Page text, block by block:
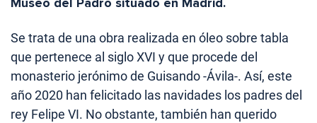
Se trata de una obra realizada en óleo sobre tabla
que pertenece al siglo XVI y que procede del
monasterio jerónimo de Guisando -Ávila-. Así, este
año 2020 han felicitado las navidades los padres del
rey Felipe VI. No obstante, también han querido